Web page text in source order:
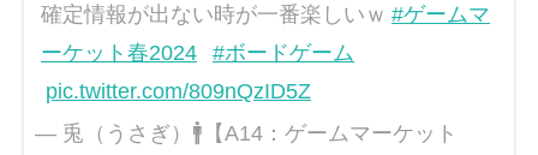
確定情報が出ない時が一番楽しいｗ #ゲームマ
ーケット春2024
#ボードゲーム
pic.twitter.com/809nQzID5Z
— 兎（うさぎ）🚹【A14：ゲームマーケット